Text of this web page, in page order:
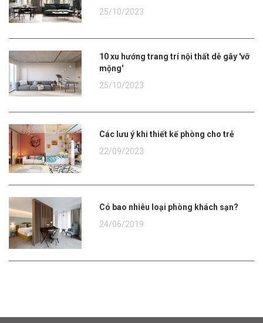
25/10/2023
10 xu hướng trang trí nội thất dễ gây 'vỡ
mộng'
25/10/2023
Các lưu ý khi thiết kế phòng cho trẻ
22/09/2023
Có bao nhiêu loại phòng khách sạn?
24/06/2019